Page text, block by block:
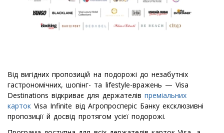
Від вигідних пропозицій на подорожі до незабутніх
гастрономічних, шопінг- та lifestyle-вражень — Visa
Destinations відкриває для держателів преміальних
карток Visa Infinite від Агропросперіс Банку ексклюзивні
пропозиції й досвід протягом усієї подорожі.